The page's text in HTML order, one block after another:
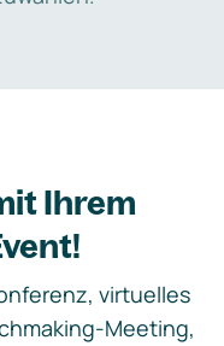
Ihrem
virtuelles
Meeting,